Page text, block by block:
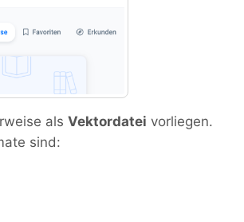
als Vektordatei vorliegen.
sind: